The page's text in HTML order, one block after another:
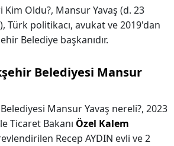
Kim Oldu?, Mansur Yavaş (d. 23
Türk politikacı, avukat ve 2019'dan
Belediye başkanıdır.
Belediyesi Mansur
Mansur Yavaş nereli?, 2023
Ticaret Bakanı Özel Kalem
Recep AYDIN evli ve 2